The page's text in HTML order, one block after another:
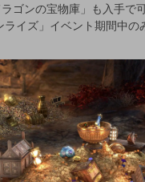
ゴンの宝物庫」も入手で
イズ」イベント期間中の